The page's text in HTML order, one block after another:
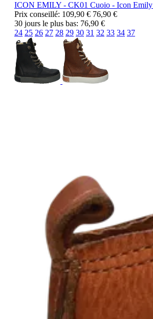
ICON EMILY - CK01 Cuoio - Icon Emily
Prix conseillé: 109,90 € 76,90 €
30 jours le plus bas: 76,90 €
24 25 26 27 28 29 30 31 32 33 34 37